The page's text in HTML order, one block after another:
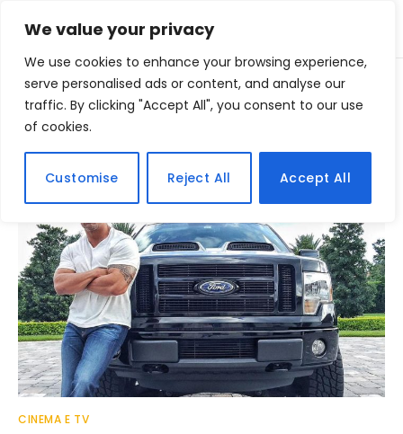
We value your privacy
We use cookies to enhance your browsing experience,
serve personalised ads or content, and analyse our
traffic. By clicking "Accept All", you consent to our use
of cookies.
Customise Reject All Accept All
Home » Posts Tagged "therock"
BROWSING:
CINEMA E TV